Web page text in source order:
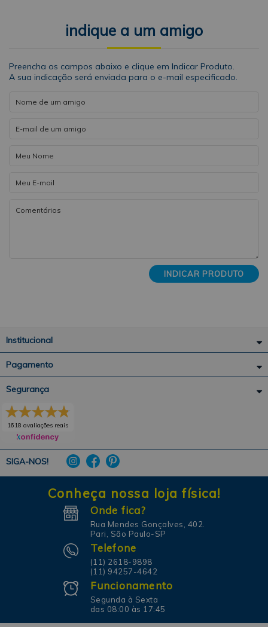
indique a um amigo
Preencha os campos abaixo e clique em Indicar Produto.
A sua indicação será enviada para o e-mail especificado.
INDICAR PRODUTO
Institucional
Pagamento
SIGA-NOS!
Segurança
1618 avaliações reais
Conheça nossa loja física!
Onde fica?
Rua Mendes Gonçalves, 402.
Pari, São Paulo-SP
Telefone
(11) 2618-9898
(11) 94257-4642
Funcionamento
Segunda à Sexta
das 08:00 às 17:45